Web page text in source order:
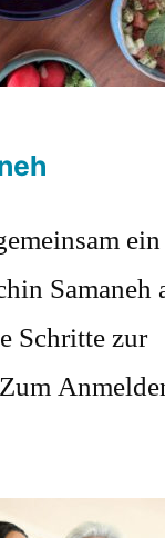
Samaneh
Schritte zur